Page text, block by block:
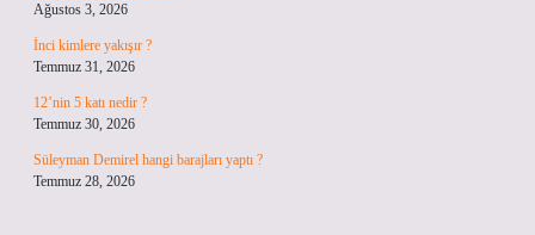
Ağustos 3, 2026
İnci kimlere yakışır ?
Temmuz 31, 2026
12’nin 5 katı nedir ?
Temmuz 30, 2026
Süleyman Demirel hangi barajları yaptı ?
Temmuz 28, 2026